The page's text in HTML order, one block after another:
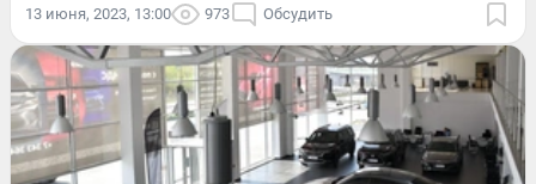
13 июня, 2023, 13:00 973 Обсудить